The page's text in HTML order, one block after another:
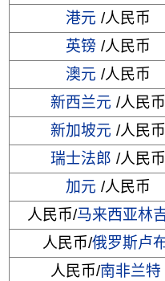
港元 /人民币
英镑 /人民币
澳元 /人民币
新西兰元 /人民币
新加坡元 /人民币
瑞士法郎 /人民币
加元 /人民币
人民币/马来西亚林
人民币/俄罗斯卢
人民币/南非兰特